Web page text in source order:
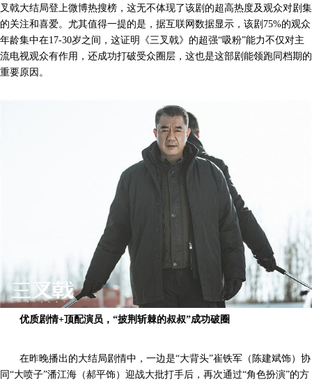
叉戟大结局登上微博热搜榜，这无不体现了该剧的超高热度及观众对剧集
的关注和喜爱。尤其值得一提的是，据互联网数据显示，该剧75%的观众
年龄集中在17-30岁之间，这证明《三叉戟》的超强“吸粉”能力不仅对主
流电视观众有作用，还成功打破受众圈层，这也是这部剧能领跑同档期的
重要原因。
优质剧情+顶配演员，“披荆斩棘的叔叔”成功破圈
在昨晚播出的大结局剧情中，一边是“大背头”崔铁军（陈建斌饰）协
同“大喷子”潘江海（郝平饰）迎战大批打手后，再次通过“角色扮演”的方